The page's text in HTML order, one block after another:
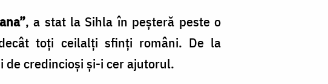
, a stat la Sihla în peşteră peste o
toţi ceilalţi sfinţi români. De la
de credincioşi şi-i cer ajutorul.